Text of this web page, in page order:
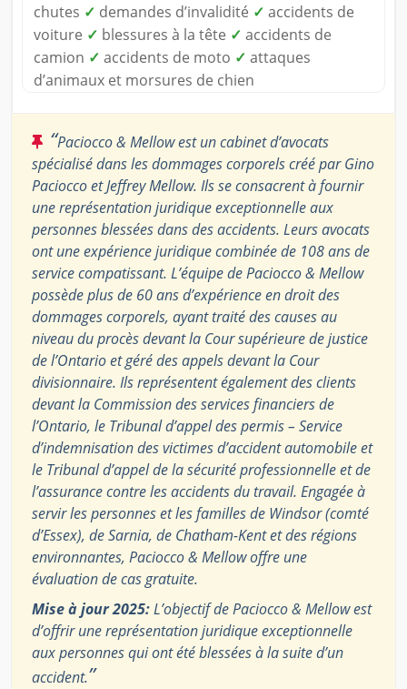
chutes ✓ demandes d’invalidité ✓ accidents de
voiture ✓ blessures à la tête ✓ accidents de
camion ✓ accidents de moto ✓ attaques
d’animaux et morsures de chien
“Paciocco & Mellow est un cabinet d’avocats
spécialisé dans les dommages corporels créé par Gino
Paciocco et Jeffrey Mellow. Ils se consacrent à fournir
une représentation juridique exceptionnelle aux
personnes blessées dans des accidents. Leurs avocats
ont une expérience juridique combinée de 108 ans de
service compatissant. L’équipe de Paciocco & Mellow
possède plus de 60 ans d’expérience en droit des
dommages corporels, ayant traité des causes au
niveau du procès devant la Cour supérieure de justice
de l’Ontario et géré des appels devant la Cour
divisionnaire. Ils représentent également des clients
devant la Commission des services financiers de
l’Ontario, le Tribunal d’appel des permis – Service
d’indemnisation des victimes d’accident automobile et
le Tribunal d’appel de la sécurité professionnelle et de
l’assurance contre les accidents du travail. Engagée à
servir les personnes et les familles de Windsor (comté
d’Essex), de Sarnia, de Chatham-Kent et des régions
environnantes, Paciocco & Mellow offre une
évaluation de cas gratuite.
Mise à jour 2025:L’objectif de Paciocco & Mellow est
d’offrir une représentation juridique exceptionnelle
aux personnes qui ont été blessées à la suite d’un
accident.”